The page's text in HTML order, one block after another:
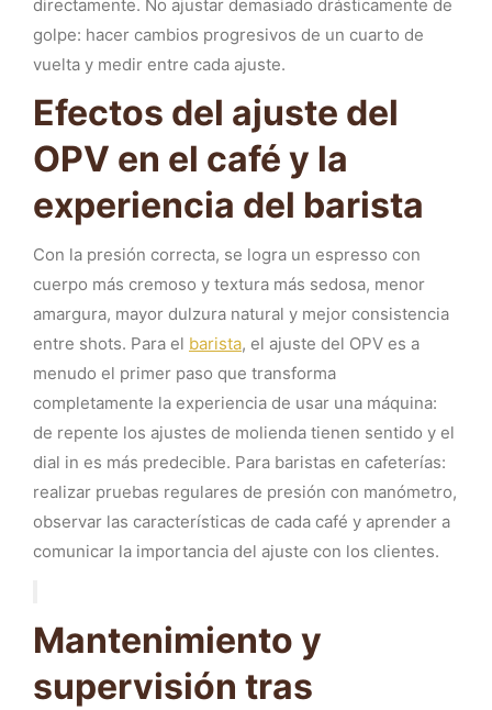
directamente. No ajustar demasiado drásticamente de
golpe: hacer cambios progresivos de un cuarto de
vuelta y medir entre cada ajuste.
Efectos del ajuste del
OPV en el café y la
experiencia del barista
Con la presión correcta, se logra un espresso con
cuerpo más cremoso y textura más sedosa, menor
amargura, mayor dulzura natural y mejor consistencia
entre shots. Para el barista, el ajuste del OPV es a
menudo el primer paso que transforma
completamente la experiencia de usar una máquina:
de repente los ajustes de molienda tienen sentido y el
dial in es más predecible. Para baristas en cafeterías:
realizar pruebas regulares de presión con manómetro,
observar las características de cada café y aprender a
comunicar la importancia del ajuste con los clientes.
Mantenimiento y
supervisión tras